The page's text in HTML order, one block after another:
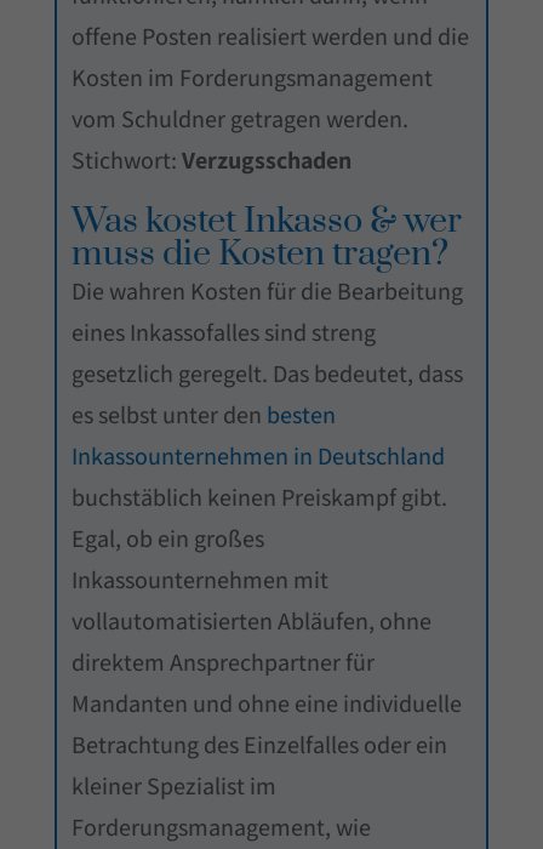
offene Posten realisiert werden und die
Kosten im Forderungsmanagement
vom Schuldner getragen werden.
Stichwort:Verzugsschaden
Was kostet Inkasso & wer
muss die Kosten tragen?
Die wahren Kosten für die Bearbeitung
eines Inkassofalles sind streng
gesetzlich geregelt. Das bedeutet, dass
es selbst unter den besten
Inkassounternehmen in Deutschland
buchstäblich keinen Preiskampf gibt.
Egal, ob ein großes
Inkassounternehmen mit
vollautomatisierten Abläufen, ohne
direktem Ansprechpartner für
Mandanten und ohne eine individuelle
Betrachtung des Einzelfalles oder ein
kleiner Spezialist im
Forderungsmanagement, wie